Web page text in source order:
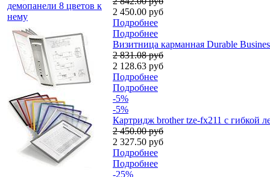
демопанели 8 цветов к
нему
2 450.00 руб
Подробнее
Подробнее
Визитница карманная Durable
2 831.08 руб
2 128.63 руб
Подробнее
Подробнее
-5%
-5%
Картридж brother tze-fx211 с гибкой
2 450.00 руб
2 327.50 руб
Подробнее
Подробнее
-25%